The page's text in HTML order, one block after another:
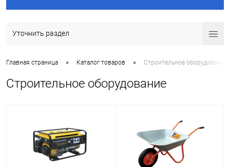
Уточнить раздел
Главная страница • Каталог товаров • Строительное оборудование
Строительное оборудование